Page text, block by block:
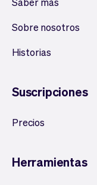
Sobre nosotros
Historias
Suscripciones
Precios
Herramientas